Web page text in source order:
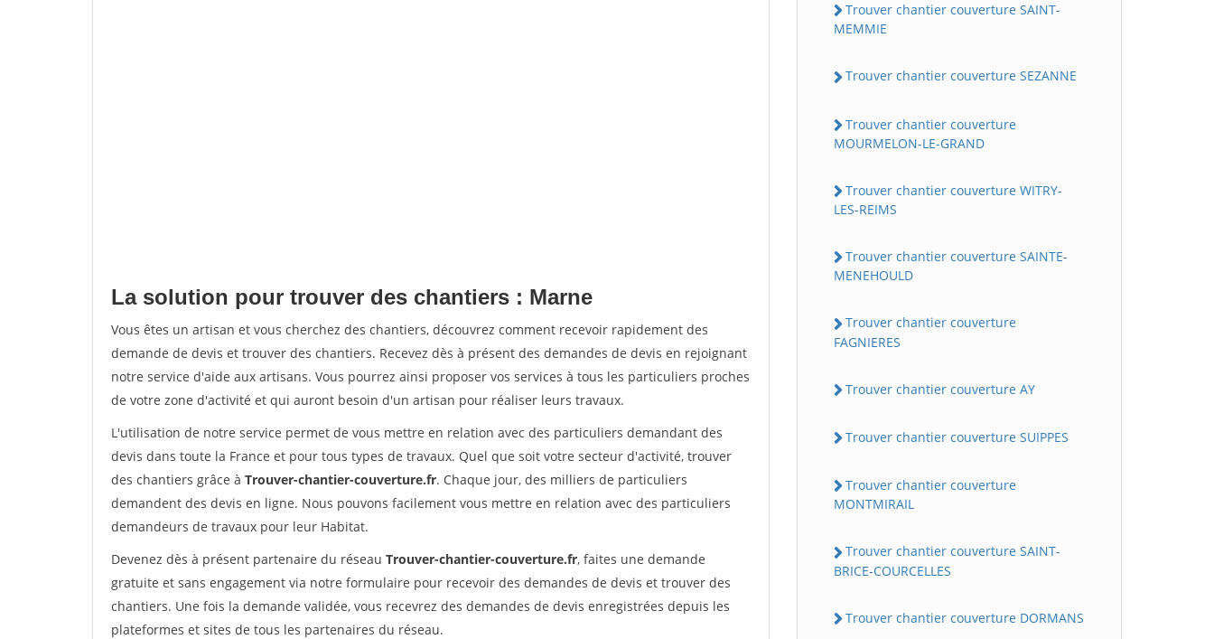
La solution pour trouver des chantiers : Marne
Vous êtes un artisan et vous cherchez des chantiers, découvrez comment recevoir rapidement des
demande de devis et trouver des chantiers. Recevez dès à présent des demandes de devis en rejoignant
notre service d'aide aux artisans. Vous pourrez ainsi proposer vos services à tous les particuliers proches
de votre zone d'activité et qui auront besoin d'un artisan pour réaliser leurs travaux.
L'utilisation de notre service permet de vous mettre en relation avec des particuliers demandant des
devis dans toute la France et pour tous types de travaux. Quel que soit votre secteur d'activité, trouver
des chantiers grâce à Trouver-chantier-couverture.fr. Chaque jour, des milliers de particuliers
demandent des devis en ligne. Nous pouvons facilement vous mettre en relation avec des particuliers
demandeurs de travaux pour leur Habitat.
Devenez dès à présent partenaire du réseau Trouver-chantier-couverture.fr, faites une demande
gratuite et sans engagement via notre formulaire pour recevoir des demandes de devis et trouver des
chantiers. Une fois la demande validée, vous recevrez des demandes de devis enregistrées depuis les
plateformes et sites de tous les partenaires du réseau.
Trouver chantier couverture SAINT-
MEMMIE
Trouver chantier couverture SEZANNE
Trouver chantier couverture
MOURMELON-LE-GRAND
Trouver chantier couverture WITRY-
LES-REIMS
Trouver chantier couverture SAINTE-
MENEHOULD
Trouver chantier couverture
FAGNIERES
Trouver chantier couverture AY
Trouver chantier couverture SUIPPES
Trouver chantier couverture
MONTMIRAIL
Trouver chantier couverture SAINT-
BRICE-COURCELLES
Trouver chantier couverture DORMANS